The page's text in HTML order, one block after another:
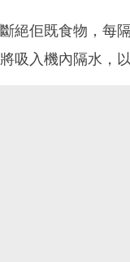
絕佢既食物，每
吸入機內隔水，